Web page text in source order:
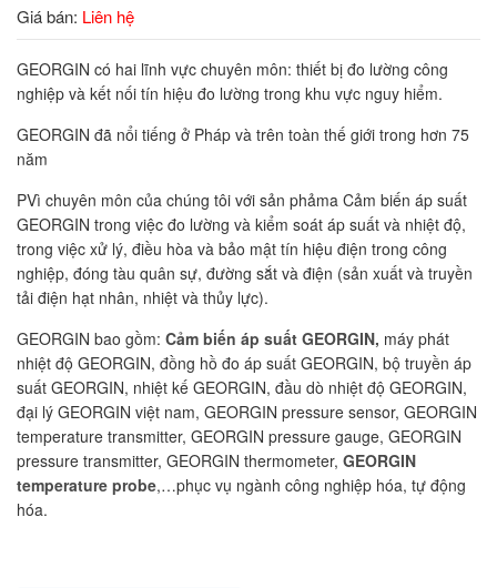
Giá bán: Liên hệ
GEORGIN có hai lĩnh vực chuyên môn: thiết bị đo lường công
nghiệp và kết nối tín hiệu đo lường trong khu vực nguy hiểm.
GEORGIN đã nổi tiếng ở Pháp và trên toàn thế giới trong hơn 75
năm
PVì chuyên môn của chúng tôi với sản phảma Cảm biến áp suất
GEORGIN trong việc đo lường và kiểm soát áp suất và nhiệt độ,
trong việc xử lý, điều hòa và bảo mật tín hiệu điện trong công
nghiệp, đóng tàu quân sự, đường sắt và điện (sản xuất và truyền
tải điện hạt nhân, nhiệt và thủy lực).
GEORGIN bao gồm: Cảm biến áp suất GEORGIN, máy phát
nhiệt độ GEORGIN, đồng hồ đo áp suất GEORGIN, bộ truyền áp
suất GEORGIN, nhiệt kế GEORGIN, đầu dò nhiệt độ GEORGIN,
đại lý GEORGIN việt nam, GEORGIN pressure sensor, GEORGIN
temperature transmitter, GEORGIN pressure gauge, GEORGIN
pressure transmitter, GEORGIN thermometer, GEORGIN
temperature probe,…phục vụ ngành công nghiệp hóa, tự động
hóa.